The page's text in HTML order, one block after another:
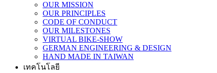
OUR MISSION
OUR PRINCIPLES
CODE OF CONDUCT
OUR MILESTONES
VIRTUAL BIKE-SHOW
GERMAN ENGINEERING & DESIGN
HAND MADE IN TAIWAN
เทคโนโลยี